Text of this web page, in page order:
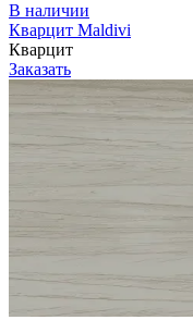
В наличии
Кварцит Maldivi
Кварцит
Заказать